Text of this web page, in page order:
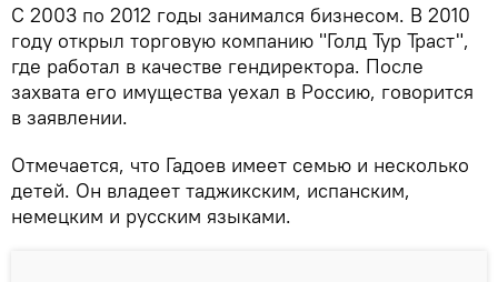
С 2003 по 2012 годы занимался бизнесом. В 2010
году открыл торговую компанию "Голд Тур Траст",
где работал в качестве гендиректора. После
захвата его имущества уехал в Россию, говорится
в заявлении.
Отмечается, что Гадоев имеет семью и несколько
детей. Он владеет таджикским, испанским,
немецким и русским языками.